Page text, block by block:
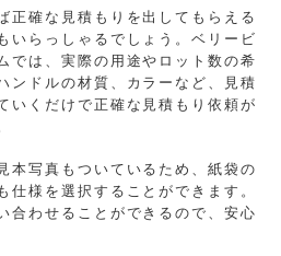
正確な見積もりを出してもらえる
いらっしゃるでしょう。ベリービ
では、実際の用途やロット数の希
ンドルの材質、カラーなど、見積
いくだけで正確な見積もり依頼が
本写真もついているため、紙袋の
仕様を選択することができます。
合わせることができるので、安心